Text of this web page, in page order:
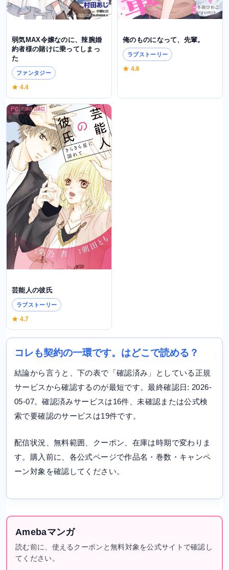
弱気MAX令嬢なのに、辣腕婚
約者様の賭けに乗ってしまっ
た
ファンタジー
★ 4.4
俺のものになって、先輩。
ラブストーリー
★ 4.6
芸能人の彼氏
ラブストーリー
★ 4.7
コレも契約の一環です。はどこで読める？
結論から言うと、下の表で「確認済み」としている正規
サービスから確認するのが最短です。最終確認日: 2026-
05-07。確認済みサービスは16件、未確認または公式検
索で要確認のサービスは19件です。
配信状況、無料範囲、クーポン、在庫は時期で変わりま
す。購入前に、各公式ページで作品名・巻数・キャンペ
ーン対象を確認してください。
Amebaマンガ
読む前に、使えるクーポンと無料対象を公式サイトで確認し
てください。